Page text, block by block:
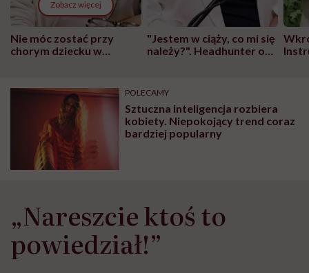
Zobacz więcej
Nie móc zostać przy
chorym dziecku w
może chyba tylko
głupota i brak
wyobraźni"
"Jestem w ciąży, co mi się
należy?". Headhunter o
pracy
POLECAMY
Sztuczna inteligencja rozbiera
kobiety. Niepokojący trend coraz
bardziej popularny
„Nareszcie ktoś to
powiedział!”